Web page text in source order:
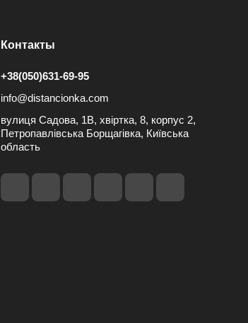
Контакты
+38(050)631-69-95
info@distancionka.com
вулиця Садова, 1В, хвіртка, 8, корпус 2,
Петропавлівська Борщагівка, Київська
область